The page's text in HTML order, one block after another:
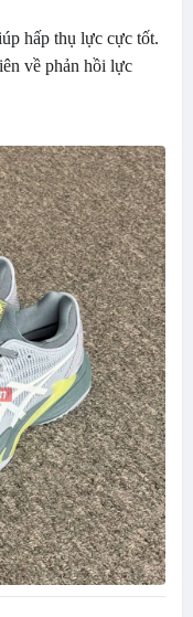
hấp thụ lực cực tốt.
về phản hồi lực